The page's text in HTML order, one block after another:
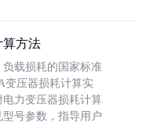
算方法
载损耗的国家标准
变压器损耗计算实
力变压器损耗计算
型号参数，指导用户